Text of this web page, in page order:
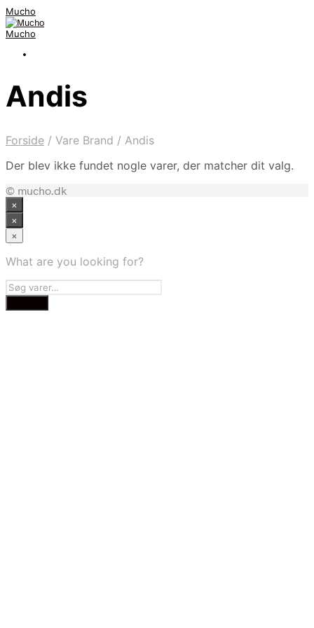
Mucho
Mucho
Andis
Forside / Vare Brand / Andis
Der blev ikke fundet nogle varer, der matcher dit valg.
© mucho.dk
×
×
×
What are you looking for?